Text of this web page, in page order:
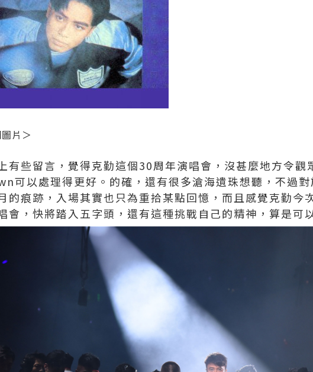
片＞
有些留言，覺得克勤這個30周年演唱會，沒甚麼地方令觀
可以處理得更好。的確，還有很多滄海遺珠想聽，不過
的痕跡，入場其實也只為重拾某點回憶，而且感覺克勤今
會，快將踏入五字頭，還有這種挑戰自己的精神，算是可